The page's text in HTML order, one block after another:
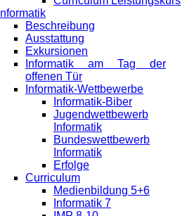
Informatik
Beschreibung
Ausstattung
Exkursionen
Informatik am Tag der
offenen Tür
Informatik-Wettbewerbe
Informatik-Biber
Jugendwettbewerb
Informatik
Bundeswettbewerb
Informatik
Erfolge
Curriculum
Medienbildung 5+6
Informatik 7